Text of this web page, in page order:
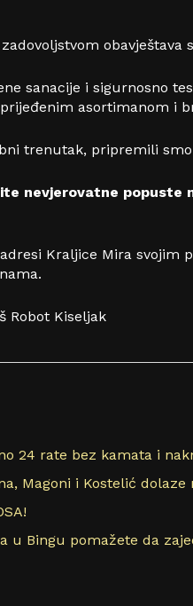
obavještava
sanacije i sigurnosno
asortimanom i
trenutak, pripremili smo
nevjerovatne
adresi Kraljice Mira
Robot Kiseljak
24 rate bez kamata i
Magoni i Kostelić
u Bingu pomažete da